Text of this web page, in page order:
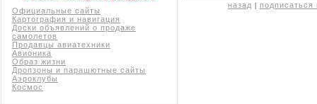
Официальные сайты
Картография и навигация
Доски объявлений о продаже
самолетов
Продавцы авиатехники
Авионика
Образ жизни
Дропзоны и парашютные сайты
Аэроклубы
Космос
назад подписаться